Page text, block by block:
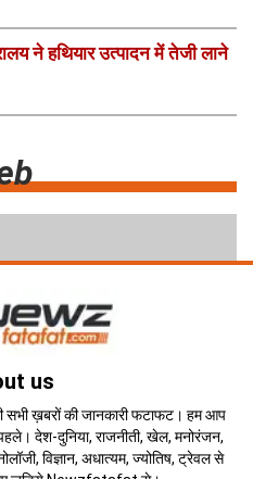
ने हथियार उत्पादन में तेजी लाने
us
ख़बरों की जानकारी फटाफट। हम आप
देश-दुनिया, राजनीती, खेल, मनोरंजन,
विज्ञान, अधात्यम, ज्योतिष, ट्रेवल से